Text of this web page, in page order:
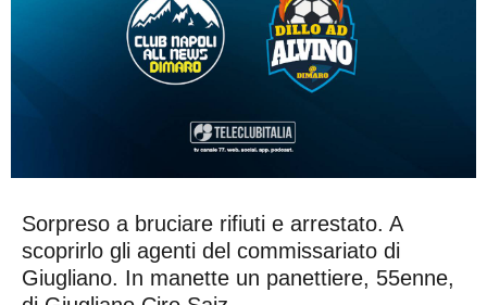
Sorpreso a bruciare rifiuti e arrestato. A
scoprirlo gli agenti del commissariato di
Giugliano. In manette un panettiere, 55enne,